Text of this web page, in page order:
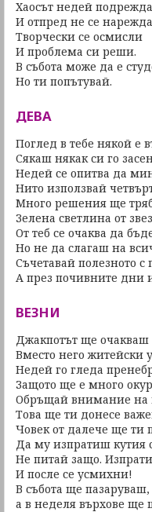
Хаосът недей подрежда
И отпред не се
Творчески се осмисли
И проблема си реши.
В събота може да е
Но ти попътувай.
ДЕВА
Поглед в тебе някой е
Сякаш някак си го
Недей се опитва да
Нито използвай
Много решения ще
Зелена светлина от
От теб се очаква да
Но не да слагаш на
Съчетавай полезното с
А през почивните дни
ВЕЗНИ
Джакпотът ще
Вместо него житейски
Недей го гледа
Защото ще е много
Обръщай внимание на
Това ще ти донесе
Човек от далече ще ти
Да му изпратиш кутия
Не питай защо.
И после се усмихни!
В събота ще пазаруваш,
а в неделя върхове ще